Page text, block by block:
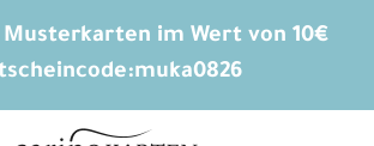
Musterkarten im Wert von 10€
muka0826